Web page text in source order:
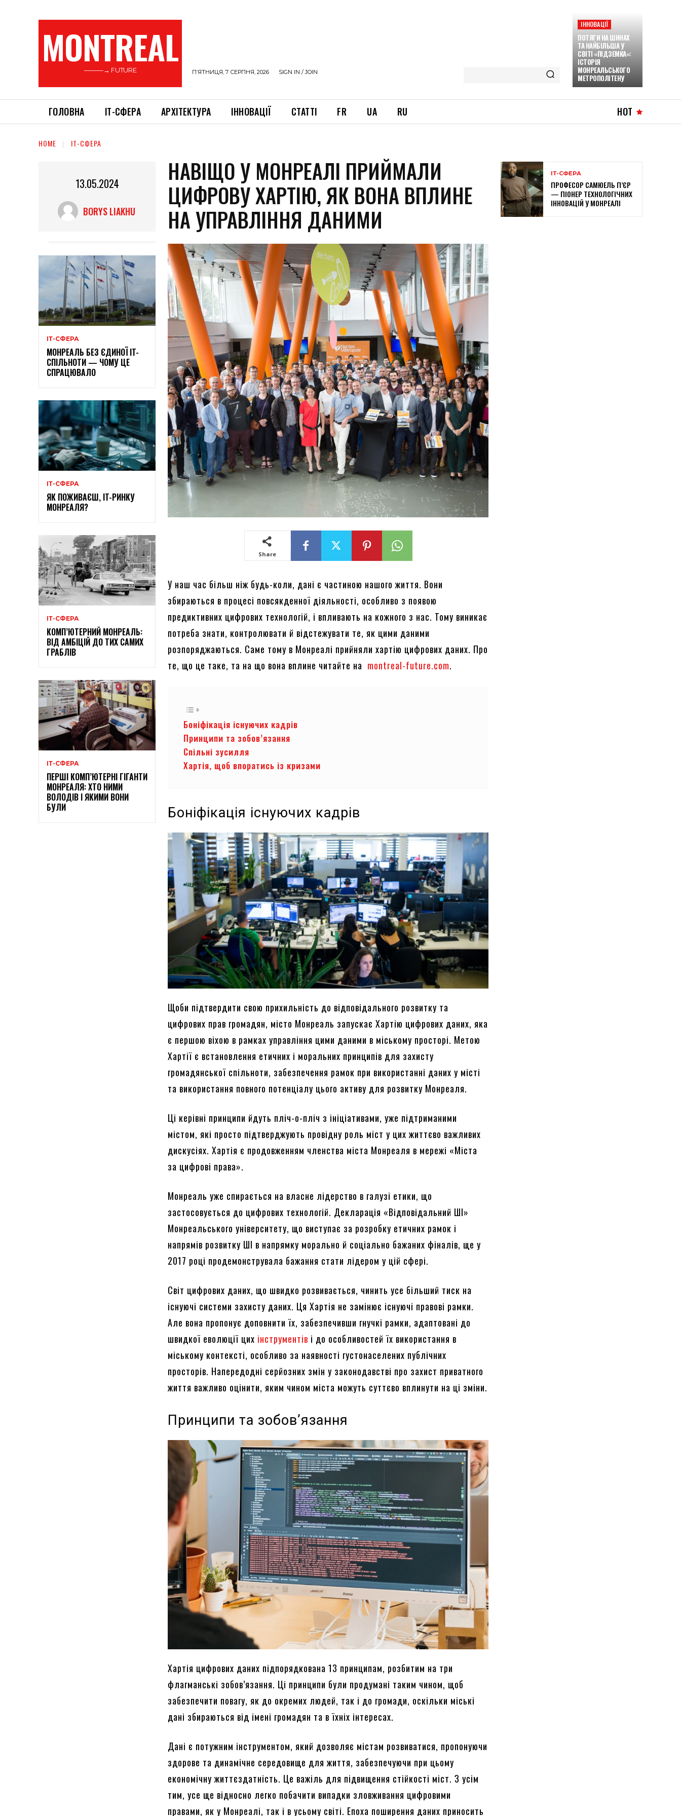
MONTREAL
———→ FUTURE П’ЯТНИЦЯ, 7 СЕРПНЯ, 2026 SIGN IN / JOIN
ІННОВАЦІЇ
ПОТЯГИ НА ШИНАХ
ТА НАЙБІЛЬША У
СВІТІ «ПІДЗЕМКА»:
ІСТОРІЯ
МОНРЕАЛЬСЬКОГО
МЕТРОПОЛІТЕНУ
ГОЛОВНА ІТ-СФЕРА АРХІТЕКТУРА ІННОВАЦІЇ СТАТТІ FR UA RU HOT
HOME ІТ-СФЕРА
13.05.2024
BORYS LIAKHU
ІТ-СФЕРА
МОНРЕАЛЬ БЕЗ ЄДИНОЇ IT-
СПІЛЬНОТИ — ЧОМУ ЦЕ
СПРАЦЮВАЛО
ІТ-СФЕРА
ЯК ПОЖИВАЄШ, IT-РИНКУ
МОНРЕАЛЯ?
ІТ-СФЕРА
КОМП’ЮТЕРНИЙ МОНРЕАЛЬ:
ВІД АМБІЦІЙ ДО ТИХ САМИХ
ГРАБЛІВ
ІТ-СФЕРА
ПЕРШІ КОМП’ЮТЕРНІ ГІГАНТИ
МОНРЕАЛЯ: ХТО НИМИ
ВОЛОДІВ І ЯКИМИ ВОНИ
БУЛИ
НАВІЩО У МОНРЕАЛІ ПРИЙМАЛИ
ЦИФРОВУ ХАРТІЮ, ЯК ВОНА ВПЛИНЕ
НА УПРАВЛІННЯ ДАНИМИ
Share
У наш час більш ніж будь-коли, дані є частиною нашого життя. Вони
збираються в процесі повсякденної діяльності, особливо з появою
предиктивних цифрових технологій, і впливають на кожного з нас. Тому виникає
потреба знати, контролювати й відстежувати те, як цими даними
розпоряджаються. Саме тому в Монреалі прийняли хартію цифрових даних. Про
те, що це таке, та на що вона вплине читайте на montreal-future.com.
Боніфікація існуючих кадрів
Принципи та зобов’язання
Спільні зусилля
Хартія, щоб впоратись із кризами
Боніфікація існуючих кадрів
Щоби підтвердити свою прихильність до відповідального розвитку та
цифрових прав громадян, місто Монреаль запускає Хартію цифрових даних, яка
є першою віхою в рамках управління цими даними в міському просторі. Метою
Хартії є встановлення етичних і моральних принципів для захисту
громадянської спільноти, забезпечення рамок при використанні даних у місті
та використання повного потенціалу цього активу для розвитку Монреаля.
Ці керівні принципи йдуть пліч-о-пліч з ініціативами, уже підтриманими
містом, які просто підтверджують провідну роль міст у цих життєво важливих
дискусіях. Хартія є продовженням членства міста Монреаля в мережі «Міста
за цифрові права».
Монреаль уже спирається на власне лідерство в галузі етики, що
застосовується до цифрових технологій. Декларація «Відповідальний ШІ»
Монреальського університету, що виступає за розробку етичних рамок і
напрямів розвитку ШІ в напрямку морально й соціально бажаних фіналів, ще у
2017 році продемонструвала бажання стати лідером у цій сфері.
Світ цифрових даних, що швидко розвивається, чинить усе більший тиск на
існуючі системи захисту даних. Ця Хартія не замінює існуючі правові рамки.
Але вона пропонує доповнити їх, забезпечивши гнучкі рамки, адаптовані до
швидкої еволюції цих інструментів і до особливостей їх використання в
міському контексті, особливо за наявності густонаселених публічних
просторів. Напередодні серйозних змін у законодавстві про захист приватного
життя важливо оцінити, яким чином міста можуть суттєво вплинути на ці зміни.
Принципи та зобов’язання
Хартія цифрових даних підпорядкована 13 принципам, розбитим на три
флагманські зобов’язання. Ці принципи були продумані таким чином, щоб
забезпечити повагу, як до окремих людей, так і до громади, оскільки міські
дані збираються від імені громадян та в їхніх інтересах.
Дані є потужним інструментом, який дозволяє містам розвиватися, пропонуючи
здорове та динамічне середовище для життя, забезпечуючи при цьому
економічну життєздатність. Це важіль для підвищення стійкості міст. З усім
тим, усе ще відносно легко побачити випадки зловживання цифровими
правами, як у Монреалі, так і в усьому світі. Епоха поширення даних приносить
ІТ-СФЕРА
ПРОФЕСОР САМЮЕЛЬ П’ЄР
— ПІОНЕР ТЕХНОЛОГІЧНИХ
ІННОВАЦІЙ У МОНРЕАЛІ